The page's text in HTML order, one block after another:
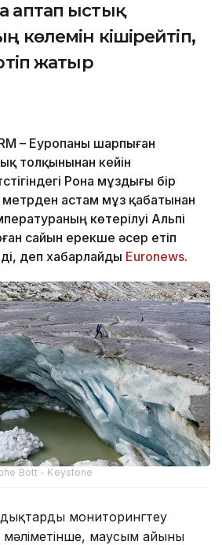
аптап ыстық
көлемін кішірейтіп,
жатыр
– Еуропаны шарпыған
толқынынан кейін
Рона мұздығы бір
метрден астам мұз қабатынан
көтерілуі Альпі
сайын ерекше әсер етіп
деп хабарлайды Еuronews.
Bott - Keystone
мониторингтеу
мәліметінше, маусым айының